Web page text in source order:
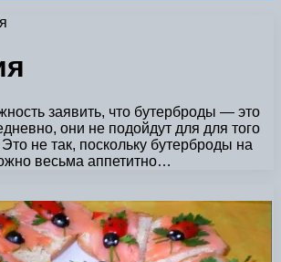
заявить, что бутерброды — это
они не подойдут для для того
не так, поскольку бутерброды на
весьма аппетитно…